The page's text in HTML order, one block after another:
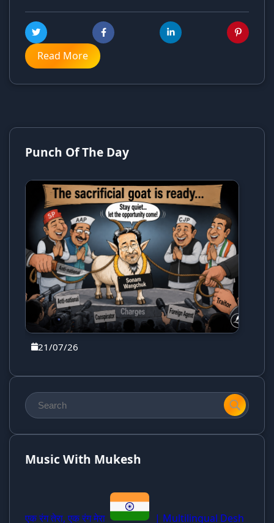
Read More
Punch Of The Day
21/07/26
Music With Mukesh
एक रंग तेरा, एक रंग मेरा
| Multilingual Desh